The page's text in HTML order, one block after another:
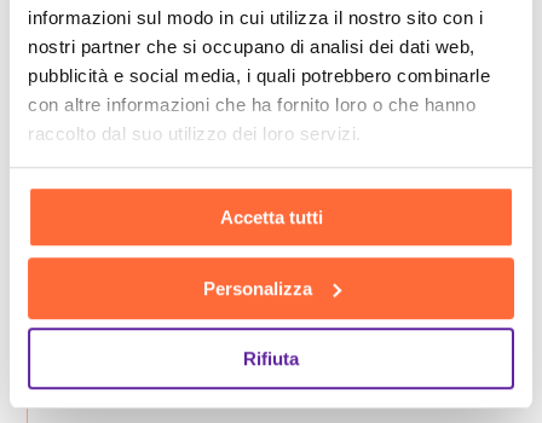
informazioni sul modo in cui utilizza il nostro sito con i
nostri partner che si occupano di analisi dei dati web,
pubblicità e social media, i quali potrebbero combinarle
con altre informazioni che ha fornito loro o che hanno
raccolto dal suo utilizzo dei loro servizi.
Accetta tutti
Personalizza
Rifiuta